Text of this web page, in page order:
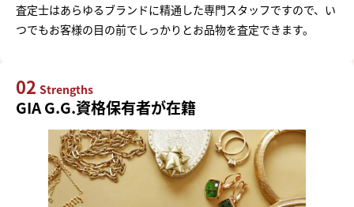
査定士はあらゆるブランドに精通した専門スタッフですので、い
つでもお客様の目の前でしっかりとお品物を査定できます。
02 Strengths
GIA G.G.資格保有者が在籍